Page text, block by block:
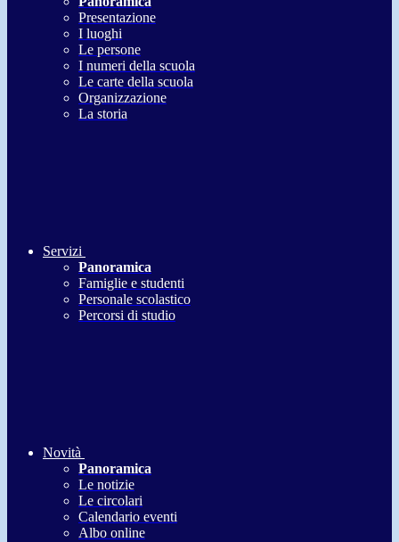
Presentazione
I luoghi
Le persone
I numeri della scuola
Le carte della scuola
Organizzazione
La storia
Servizi
Panoramica
Famiglie e studenti
Personale scolastico
Percorsi di studio
Novità
Panoramica
Le notizie
Le circolari
Calendario eventi
Albo online